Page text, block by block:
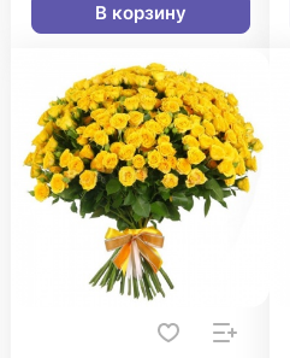
В корзину